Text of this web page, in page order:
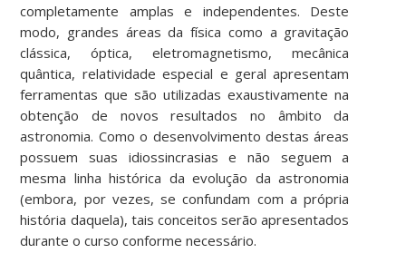
completamente amplas e independentes. Deste
modo, grandes áreas da física como a gravitação
clássica, óptica, eletromagnetismo, mecânica
quântica, relatividade especial e geral apresentam
ferramentas que são utilizadas exaustivamente na
obtenção de novos resultados no âmbito da
astronomia. Como o desenvolvimento destas áreas
possuem suas idiossincrasias e não seguem a
mesma linha histórica da evolução da astronomia
(embora, por vezes, se confundam com a própria
história daquela), tais conceitos serão apresentados
durante o curso conforme necessário.